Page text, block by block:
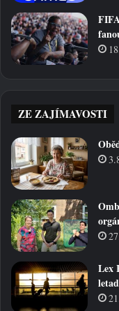
ZE ZAJÍMAVOSTI
Lex